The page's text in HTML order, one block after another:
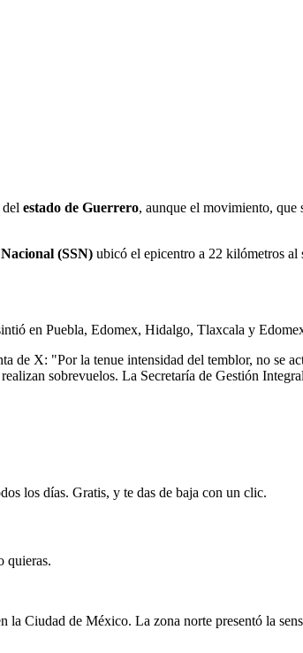
estado de Guerrero, aunque el movimiento, que
(SSN) ubicó el epicentro a 22 kilómetros al
en Puebla, Edomex, Hidalgo, Tlaxcala y
de X: "Por la tenue intensidad del temblor, no se
sobrevuelos. La Secretaría de Gestión
los días. Gratis, y te das de baja con un clic.
quieras.
Ciudad de México. La zona norte presentó la